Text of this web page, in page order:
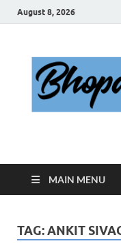
August 8, 2026
MAIN MENU
TAG:ANKIT